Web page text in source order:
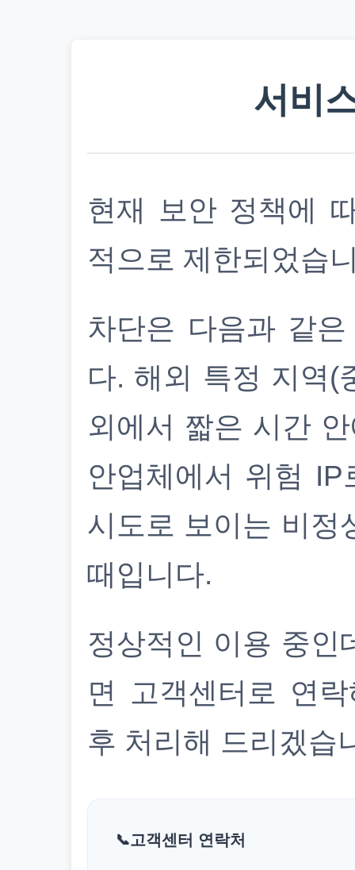
서비
현재 보안 정책에
적으로 제한되었습
차단은 다음과 같
다. 해외 특정 지역(
외에서 짧은 시간
안업체에서 위험
시도로 보이는 비정
때입니다.
정상적인 이용 중인
면 고객센터로 연
후 처리해 드리겠습
고객센터 연락처